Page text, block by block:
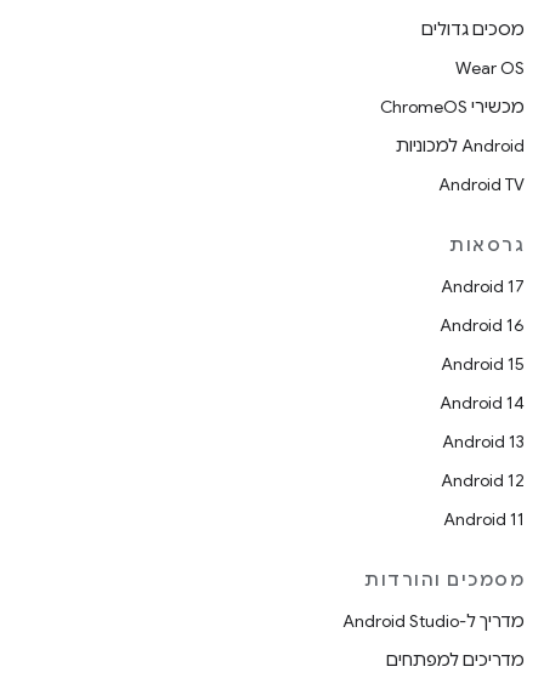
מסכים גדולים
Wear OS
מכשירי ChromeOS
Android למכוניות
Android TV
גרסאות
Android 17
Android 16
Android 15
Android 14
Android 13
Android 12
Android 11
מסמכים והורדות
מדריך ל-Android Studio
מדריכים למפתחים